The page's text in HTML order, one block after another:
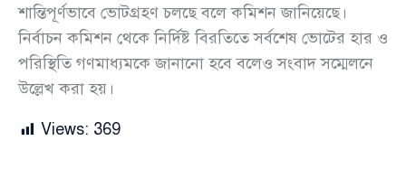
শান্তিপূর্ণভাবে ভোটগ্রহণ চলছে বলে কমিশন জানিয়েছে।
নির্বাচন কমিশন থেকে নির্দিষ্ট বিরতিতে সর্বশেষ ভোটের হার ও
পরিস্থিতি গণমাধ্যমকে জানানো হবে বলেও সংবাদ সম্মেলনে
উল্লেখ করা হয়।
Views: 369